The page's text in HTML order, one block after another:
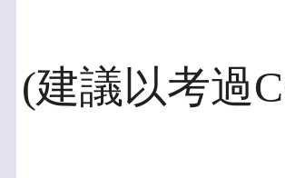
(建議以考過